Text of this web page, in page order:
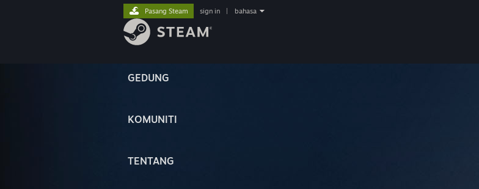
GEDUNG
KOMUNITI
TENTANG
Pasang Steam sign in bahasa